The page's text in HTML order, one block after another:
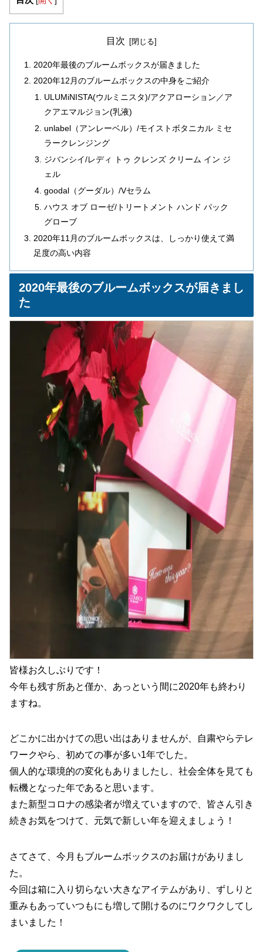
目次
2020年最後のブルームボックスが届きました
2020年12月のブルームボックスの中身をご紹介
ULUMiNISTA(ウルミニスタ)/アクアローション／ア
クアエマルジョン(乳液)
unlabel（アンレーベル）/モイストボタニカル ミセ
ラークレンジング
ジバンシイ/レディ トゥ クレンズ クリーム イン ジ
ェル
goodal（グーダル）/Vセラム
ハウス オブ ローゼ/トリートメント ハンド パック
グローブ
2020年11月のブルームボックスは、しっかり使えて満
足度の高い内容
2020年最後のブルームボックスが届きまし
た
皆様お久しぶりです！
今年も残す所あと僅か、あっという間に2020年も終わり
ますね。
どこかに出かけての思い出はありませんが、自粛やらテレ
ワークやら、初めての事が多い1年でした。
個人的な環境的の変化もありましたし、社会全体を見ても
転機となった年であると思います。
また新型コロナの感染者が増えていますので、皆さん引き
続きお気をつけて、元気で新しい年を迎えましょう！
さてさて、今月もブルームボックスのお届けがありまし
た。
今回は箱に入り切らない大きなアイテムがあり、ずしりと
重みもあっていつもにも増して開けるのにワクワクしてし
まいました！